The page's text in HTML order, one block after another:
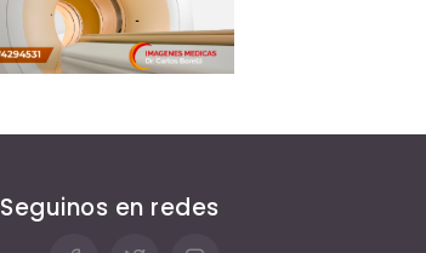
Seguinos en redes